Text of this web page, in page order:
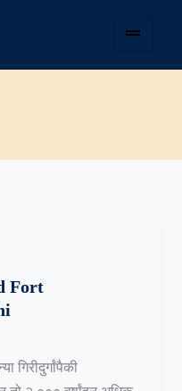
Fort
गिरीदुर्गांपैकी